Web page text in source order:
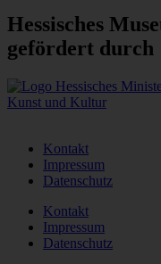
Hessisches
gefördert durch
Kontakt
Impressum
Datenschutz
Kontakt
Impressum
Datenschutz